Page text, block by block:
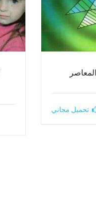
تحميل مجاني